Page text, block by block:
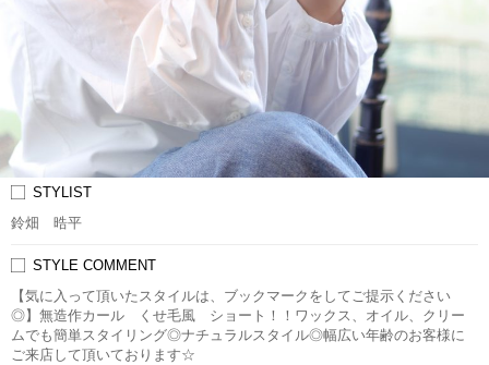
STYLIST
鈴畑 晧平
STYLE COMMENT
【気に入って頂いたスタイルは、ブックマークをしてご提示ください
◎】無造作カール くせ毛風 ショート！！ワックス、オイル、クリー
ムでも簡単スタイリング◎ナチュラルスタイル◎幅広い年齢のお客様に
ご来店して頂いております☆